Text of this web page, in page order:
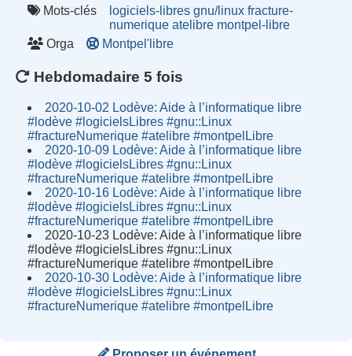
Mots-clés
logiciels-libres gnu/linux fracture-
numerique atelibre montpel-libre
Orga
Montpel'libre
Hebdomadaire 5 fois
2020-10-02 Lodève: Aide à l’informatique libre
#lodève #logicielsLibres #gnu::Linux
#fractureNumerique #atelibre #montpelLibre
2020-10-09 Lodève: Aide à l’informatique libre
#lodève #logicielsLibres #gnu::Linux
#fractureNumerique #atelibre #montpelLibre
2020-10-16 Lodève: Aide à l’informatique libre
#lodève #logicielsLibres #gnu::Linux
#fractureNumerique #atelibre #montpelLibre
2020-10-23 Lodève: Aide à l’informatique libre
#lodève #logicielsLibres #gnu::Linux
#fractureNumerique #atelibre #montpelLibre
2020-10-30 Lodève: Aide à l’informatique libre
#lodève #logicielsLibres #gnu::Linux
#fractureNumerique #atelibre #montpelLibre